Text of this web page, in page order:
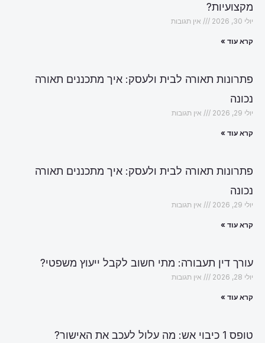
מקצועיות?
יולי 30, 2026 אין תגובות
קרא עוד »
פתרונות תאורה לבית ולעסק: איך מתכננים תאורה
נכונה
יולי 29, 2026 אין תגובות
קרא עוד »
פתרונות תאורה לבית ולעסק: איך מתכננים תאורה
נכונה
יולי 29, 2026 אין תגובות
קרא עוד »
עורך דין תעבורה: מתי חשוב לקבל ייעוץ משפטי?
יולי 28, 2026 אין תגובות
קרא עוד »
טופס 1 כיבוי אש: מה עלול לעכב את האישור?